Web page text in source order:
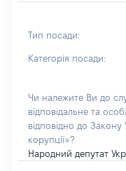
Тип посади:
Категорія посади:
Чи належите Ви до
відповідальне та
відповідно до Закону
корупції»?
Народний депутат